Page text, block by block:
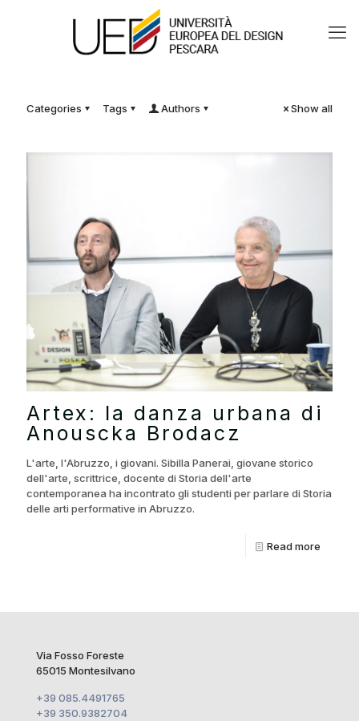
Categories Tags Authors Show all
Artex: la danza urbana di
Anouscka Brodacz
L'arte, l'Abruzzo, i giovani. Sibilla Panerai, giovane storico
dell'arte, scrittrice, docente di Storia dell'arte
contemporanea ha incontrato gli studenti per parlare di Storia
delle arti performative in Abruzzo.
Read more
Via Fosso Foreste
65015 Montesilvano
+39 085.4491765
+39 350.9382704